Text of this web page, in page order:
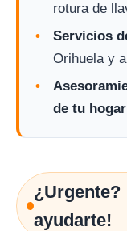
rotura de
Servicios
Orihuela y
de tu
¿Urgente?
ayudarte!